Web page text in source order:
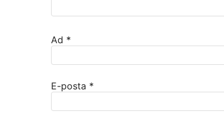
Ad *
E-posta *